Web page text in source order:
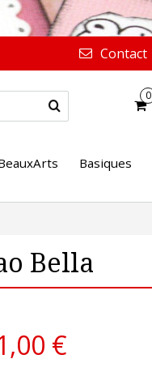
Contact
0
Basiques
Bella
€